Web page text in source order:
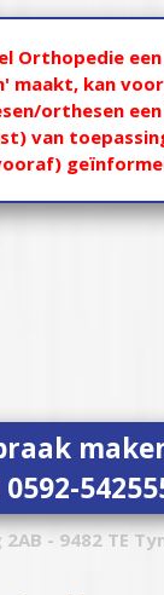
Orthopedie
maakt, kan
orthesen
van
0592-
- 9482 TE